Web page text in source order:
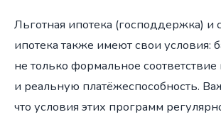
Льготная ипотека (господдержка) и
ипотека также имеют свои условия:
не только формальное
и реальную платёжеспособность.
что условия этих программ